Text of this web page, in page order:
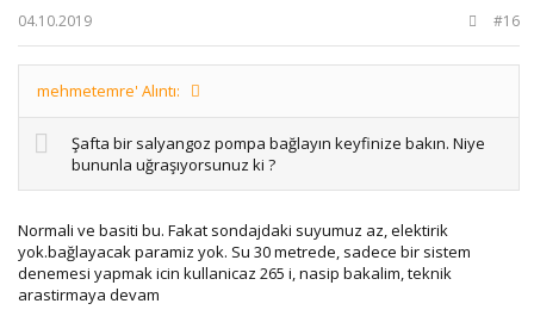
04.10.2019 #16
mehmetemre' Alıntı:
Şafta bir salyangoz pompa bağlayın keyfinize bakın. Niye
bununla uğraşıyorsunuz ki ?
Normali ve basiti bu. Fakat sondajdaki suyumuz az, elektirik
yok.bağlayacak paramiz yok. Su 30 metrede, sadece bir sistem
denemesi yapmak icin kullanicaz 265 i, nasip bakalim, teknik
arastirmaya devam